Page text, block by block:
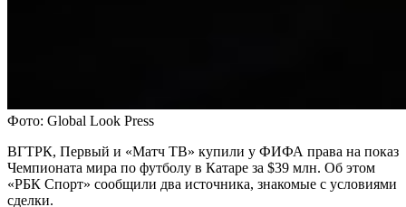
Фото: Global Look Press
ВГТРК, Первый и «Матч ТВ» купили у ФИФА права на показ
Чемпионата мира по футболу в Катаре за $39 млн. Об этом
«РБК Спорт» сообщили два источника, знакомые с условиями
сделки.